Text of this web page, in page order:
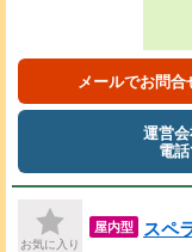
メールでお問合
運営
電
お気に入り
屋内型 スペ